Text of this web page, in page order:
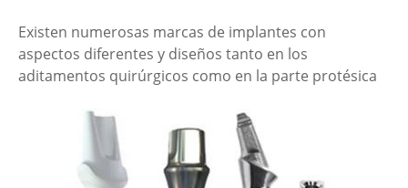
Existen numerosas marcas de implantes con
aspectos diferentes y diseños tanto en los
aditamentos quirúrgicos como en la parte protésica